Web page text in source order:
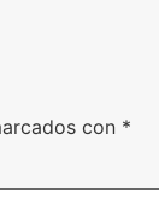
con *